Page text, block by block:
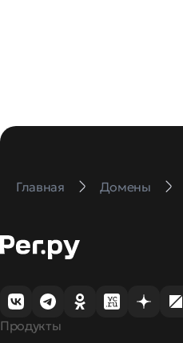
Главная Домены
Продукты